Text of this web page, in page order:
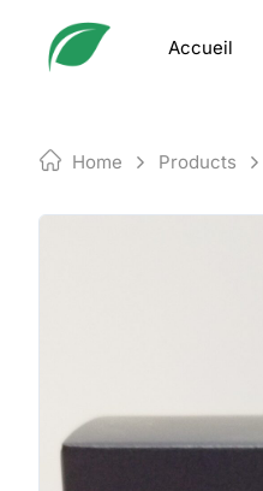
content
Accueil
Home Products